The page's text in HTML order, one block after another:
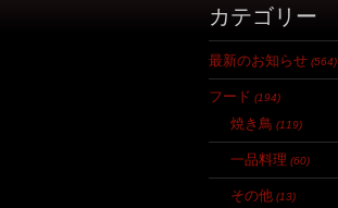
カテゴリー
最新のお知らせ (564)
フード (194)
焼き鳥 (119)
一品料理 (60)
その他 (13)